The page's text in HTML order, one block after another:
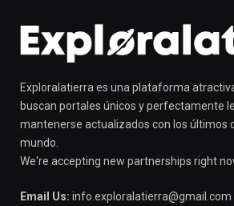
Exploralatierra es una plataforma
buscan portales únicos y perfectamente
mantenerse actualizados con los últimos
mundo.
We're accepting new partnerships right
Email Us: info.exploralatierra@gmail.com